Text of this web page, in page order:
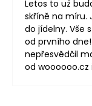
Letos to už
skříně na míru.
do jídelny. Vše
od prvního
nepřesvědčil
od woooooo.cz